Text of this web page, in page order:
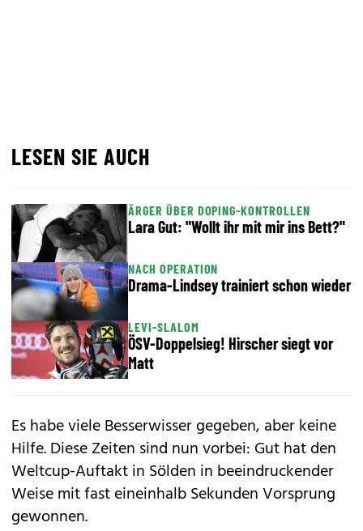
LESEN SIE AUCH
ÄRGER ÜBER DOPING-KONTROLLEN
Lara Gut: "Wollt ihr mit mir ins Bett?"
NACH OPERATION
Drama-Lindsey trainiert schon wieder
LEVI-SLALOM
ÖSV-Doppelsieg! Hirscher siegt vor
Matt
Es habe viele Besserwisser gegeben, aber keine
Hilfe. Diese Zeiten sind nun vorbei: Gut hat den
Weltcup-Auftakt in Sölden in beeindruckender
Weise mit fast eineinhalb Sekunden Vorsprung
gewonnen.